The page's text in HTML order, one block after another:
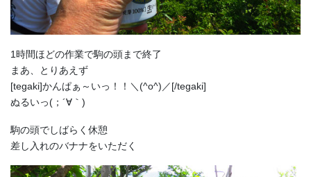
1時間ほどの作業で駒の頭まで終了
まあ、とりあえず
[tegaki]かんぱぁ～いっ！！＼(^o^)／[/tegaki]
ぬるいっ(；´∀｀)
駒の頭でしばらく休憩
差し入れのバナナをいただく